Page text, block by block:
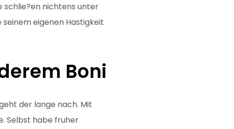
schlie?en nichtens unter
eigenen Hastigkeit
Boni
der lange nach. Mit
Selbst habe fruher